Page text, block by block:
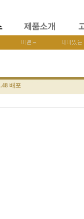
배포